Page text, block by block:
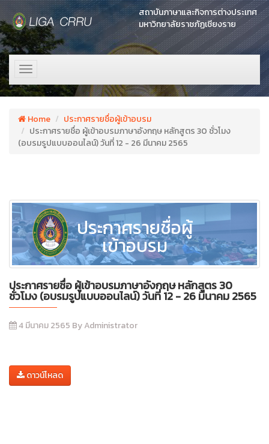
สถาบันภาษาและกิจการต่างประเทศ
มหาวิทยาลัยราชภัฏเชียงราย
Toggle
navigation
Home
ประกาศรายชื่อผู้เข้าอบรม
ประกาศรายชื่อ ผู้เข้าอบรมภาษาอังกฤษ หลักสูตร 30 ชั่วโมง
(อบรมรูปแบบออนไลน์) วันที่ 12 - 26 มีนาคม 2565
ประกาศรายชื่อผู้
เข้าอบรม
ประกาศรายชื่อ ผู้เข้าอบรมภาษาอังกฤษ หลักสูตร 30
ชั่วโมง (อบรมรูปแบบออนไลน์) วันที่ 12 - 26 มีนาคม 2565
4 มีนาคม 2565 By Administrator
ดาวน์โหลด